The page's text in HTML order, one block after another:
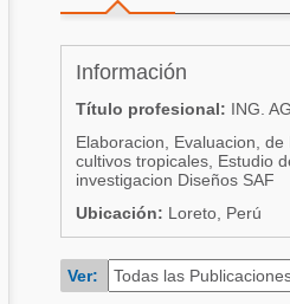
Porcicultura
Comunidades en inglés
Acuacultura
Micotoxinas
Comunidades en portugués
Micotoxinas
Información
Título profesional: ING.
Elaboracion, Evaluacion,
cultivos tropicales, Estudio
investigacion Diseños SAF
Ubicación: Loreto, Perú
Ver: